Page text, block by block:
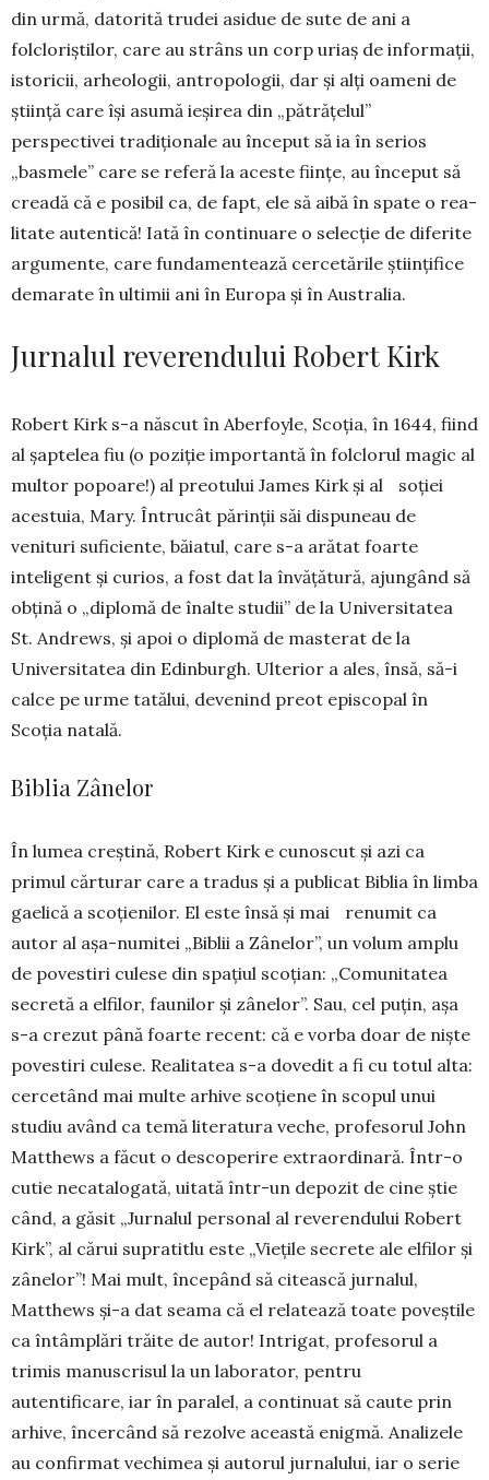
din urmă, datorită trudei asidue de sute de ani a
folcloriștilor, care au strâns un corp uriaș de infor­mații,
istoricii, arheologii, antropologii, dar și alți oameni de
știință care își asumă ieșirea din „pătră­țelul”
perspectivei tradițio­nale au început să ia în serios
„basmele” care se referă la aceste ființe, au început să
creadă că e posibil ca, de fapt, ele să aibă în spate o rea­
litate autentică! Iată în continuare o se­lecție de diferite
argumente, care funda­mentează cercetările științifice
demarate în ultimii ani în Europa și în Australia.
Jurnalul reverendului Robert Kirk
Robert Kirk s-a născut în Aberfoyle, Scoția, în 1644, fiind
al șaptelea fiu (o po­ziție importantă în folclorul magic al
multor popoare!) al preotului James Kirk și al soției
aces­tuia, Mary. Întrucât părinții săi dispu­neau de
venituri suficiente, bă­iatul, care s-a arătat foarte
inteligent și curios, a fost dat la învățătură, ajungând să
obțină o „diplomă de înalte studii” de la Uni­ver­sitatea
St. An­drews, și apoi o diplo­mă de masterat de la
Universitatea din Edinburgh. Ulterior a ales, însă, să-i
calce pe ur­me tatălui, devenind preot epis­copal în
Scoția natală.
Biblia Zânelor
În lumea creștină, Robert Kirk e cunoscut și azi ca
primul cărturar care a tradus și a publicat Biblia în limba
gaelică a scoțienilor. El este însă și mai renumit ca
autor al așa-numitei „Biblii a Zânelor”, un volum amplu
de povestiri culese din spațiul scoțian: „Comunitatea
secretă a elfilor, faunilor și zânelor”. Sau, cel puțin, așa
s-a crezut până foarte recent: că e vorba doar de niște
povestiri culese. Rea­litatea s-a dovedit a fi cu totul alta:
cercetând mai multe arhive scoțiene în scopul unui
studiu având ca temă literatura veche, profesorul John
Matthews a făcut o descoperire extraordinară. Într-o
cutie neca­talogată, uitată într-un depozit de cine știe
când, a găsit „Jurnalul personal al reverendului Robert
Kirk”, al cărui supratitlu este „Viețile secrete ale el­filor și
zânelor”! Mai mult, începând să citească jur­nalul,
Matthews și-a dat seama că el relatează toate poveștile
ca întâmplări trăite de autor! Intrigat, profesorul a
trimis manuscrisul la un laborator, pen­tru
autentificare, iar în paralel, a continuat să caute prin
arhive, încercând să rezolve această enigmă. Ana­lizele
au confirmat vechimea și autorul jurna­lului, iar o serie